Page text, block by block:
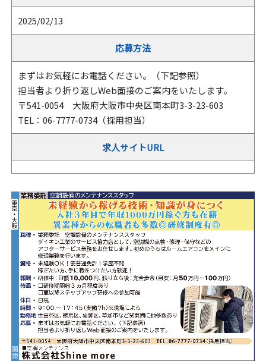
2025/02/13
応募方法
まずはお気軽にお電話ください。（下記参照）
担当者より折り返しWeb面接のご案内をいたします。
〒541-0054 大阪府大阪市中央区南本町3-3-23-603
TEL：06-7777-0734（採用担当）
求人サイトURL